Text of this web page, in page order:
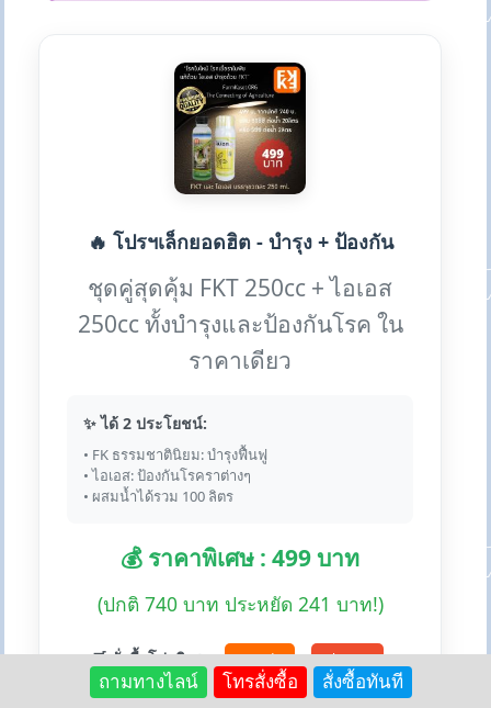
🔥 โปรฯเล็กยอดฮิต - บำรุง + ป้องกัน
ชุดคู่สุดคุ้ม FKT 250cc + ไอเอส
250cc ทั้งบำรุงและป้องกันโรค ใน
ราคาเดียว
✨ ได้ 2 ประโยชน์:
• FK ธรรมชาตินิยม: บำรุงฟื้นฟู
• ไอเอส: ป้องกันโรคราต่างๆ
• ผสมน้ำได้รวม 100 ลิตร
💰 ราคาพิเศษ : 499 บาท
(ปกติ 740 บาท ประหยัด 241 บาท!)
🛒 สั่งซื้อโปรพิเศษ: Lazada Shopee
ถามทางไลน์ โทรสั่งซื้อ สั่งซื้อทันที